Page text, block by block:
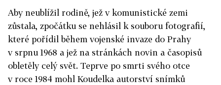
Aby neublížil rodině, jež v komunistické zemi
zůstala, zpočátku se nehlásil k souboru fotografií,
které pořídil během vojenské invaze do Prahy
v srpnu 1968 a jež na stránkách novin a časopisů
obletěly celý svět. Teprve po smrti svého otce
v roce 1984 mohl Koudelka autorství snímků